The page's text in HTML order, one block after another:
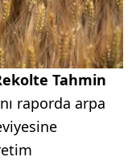
Tahmin
raporda arpa